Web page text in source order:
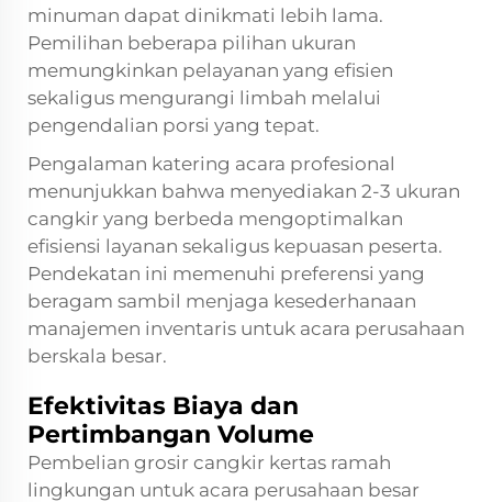
minuman dapat dinikmati lebih lama.
Pemilihan beberapa pilihan ukuran
memungkinkan pelayanan yang efisien
sekaligus mengurangi limbah melalui
pengendalian porsi yang tepat.
Pengalaman katering acara profesional
menunjukkan bahwa menyediakan 2-3 ukuran
cangkir yang berbeda mengoptimalkan
efisiensi layanan sekaligus kepuasan peserta.
Pendekatan ini memenuhi preferensi yang
beragam sambil menjaga kesederhanaan
manajemen inventaris untuk acara perusahaan
berskala besar.
Efektivitas Biaya dan
Pertimbangan Volume
Pembelian grosir cangkir kertas ramah
lingkungan untuk acara perusahaan besar